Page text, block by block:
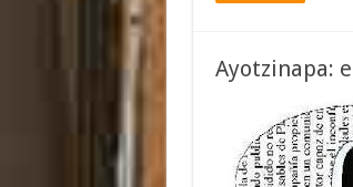
Ayotzinapa: